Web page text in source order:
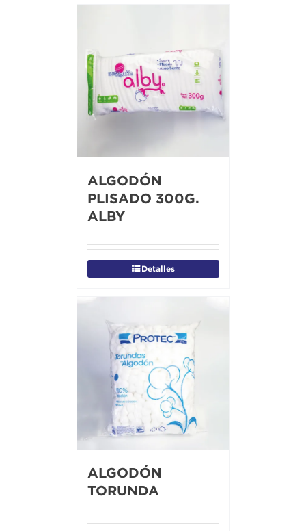
ALGODÓN
PLISADO 300G.
ALBY
Detalles
ALGODÓN
TORUNDA